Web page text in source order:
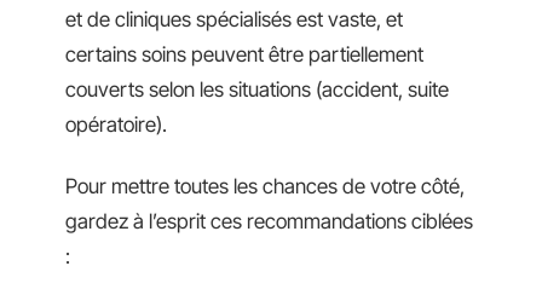
et de cliniques spécialisés est vaste, et
certains soins peuvent être partiellement
couverts selon les situations (accident, suite
opératoire).
Pour mettre toutes les chances de votre côté,
gardez à l’esprit ces recommandations ciblées
: